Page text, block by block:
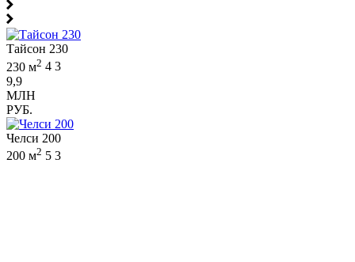
Тайсон 230
230 м2 4 3
9,9
МЛН
РУБ.
Челси 200
200 м2 5 3